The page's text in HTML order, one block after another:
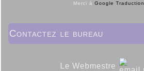
Merci à Google Traduction
Contactez le bureau
Le Webmestre